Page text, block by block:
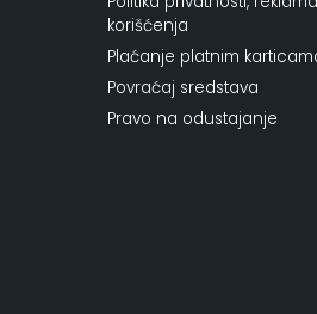
korišćenja
Plaćanje platnim
Povraćaj sredstava
Pravo na odustajanje